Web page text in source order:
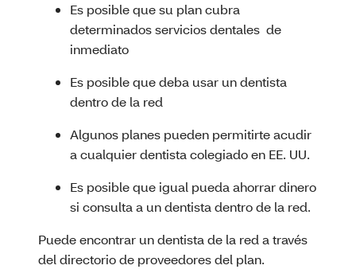
Es posible que su plan cubra
determinados servicios dentales de
inmediato
Es posible que deba usar un dentista
dentro de la red
Algunos planes pueden permitirte acudir
a cualquier dentista colegiado en EE. UU.
Es posible que igual pueda ahorrar dinero
si consulta a un dentista dentro de la red.
Puede encontrar un dentista de la red a través
del directorio de proveedores del plan.